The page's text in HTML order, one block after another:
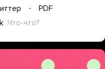
PDF
Что-что?